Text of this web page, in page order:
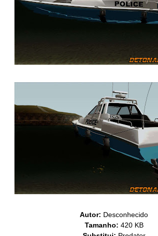
Autor: Desconhecido
Tamanho: 420 KB